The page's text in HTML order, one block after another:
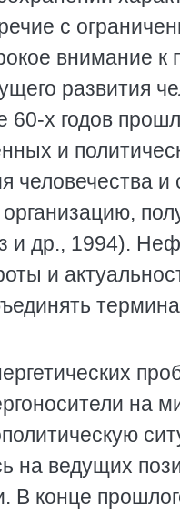
с
внимание к
развития
х годов
и
человечества
и др., 1994).
и
на
на ведущих
В конце